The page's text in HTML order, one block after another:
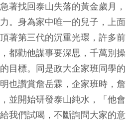
著找回泰山失落的黃金歲月，
。身為家中唯一的兒子，上面
著第三代的沉重光環，許多前
都勸他謀事要深思，千萬別操
目標。同是政大企家班同學的
也讚賞詹岳霖，企家班時，詹
並開始研發泰山純水，「他會
我們試喝，不斷詢問大家的意